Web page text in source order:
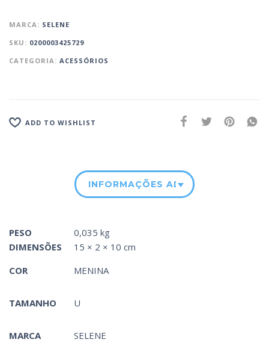
MARCA: SELENE
SKU: 0200003425729
CATEGORIA: ACESSÓRIOS
ADD TO WISHLIST
INFORMAÇÕES ADICIONAIS
PESO
0,035 kg
DIMENSÕES
15 × 2 × 10 cm
COR
MENINA
TAMANHO U
MARCA SELENE